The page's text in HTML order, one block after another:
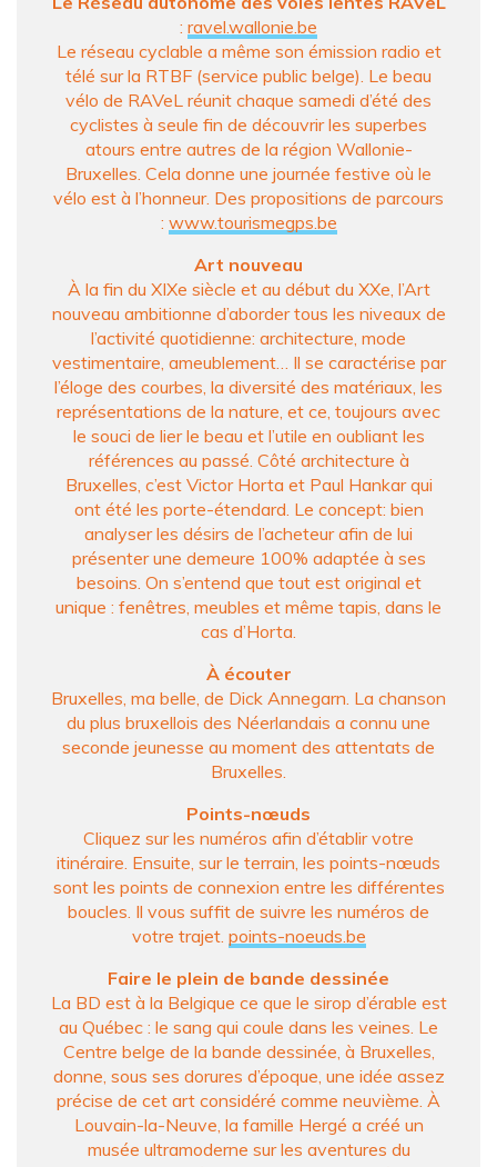
: ravel.wallonie.be
Le réseau cyclable a même son émission radio et
télé sur la RTBF (service public belge). Le beau
vélo de RAVeL réunit chaque samedi d’été des
cyclistes à seule fin de découvrir les superbes
atours entre autres de la région Wallonie-
Bruxelles. Cela donne une journée festive où le
vélo est à l’honneur. Des propositions de parcours
: www.tourismegps.be
Art nouveau
À la fin du XIXe siècle et au début du XXe, l’Art
nouveau ambitionne d’aborder tous les niveaux de
l’activité quotidienne: architecture, mode
vestimentaire, ameublement… Il se caractérise par
l’éloge des courbes, la diversité des matériaux, les
représentations de la nature, et ce, toujours avec
le souci de lier le beau et l’utile en oubliant les
références au passé. Côté architecture à
Bruxelles, c’est Victor Horta et Paul Hankar qui
ont été les porte-étendard. Le concept: bien
analyser les désirs de l’acheteur afin de lui
présenter une demeure 100% adaptée à ses
besoins. On s’entend que tout est original et
unique : fenêtres, meubles et même tapis, dans le
cas d’Horta.
À écouter
Bruxelles, ma belle, de Dick Annegarn. La chanson
du plus bruxellois des Néerlandais a connu une
seconde jeunesse au moment des attentats de
Bruxelles.
Points-nœuds
Cliquez sur les numéros afin d’établir votre
itinéraire. Ensuite, sur le terrain, les points-nœuds
sont les points de connexion entre les différentes
boucles. Il vous suffit de suivre les numéros de
votre trajet. points-noeuds.be
Faire le plein de bande dessinée
La BD est à la Belgique ce que le sirop d’érable est
au Québec : le sang qui coule dans les veines. Le
Centre belge de la bande dessinée, à Bruxelles,
donne, sous ses dorures d’époque, une idée assez
précise de cet art considéré comme neuvième. À
Louvain-la-Neuve, la famille Hergé a créé un
musée ultramoderne sur les aventures du